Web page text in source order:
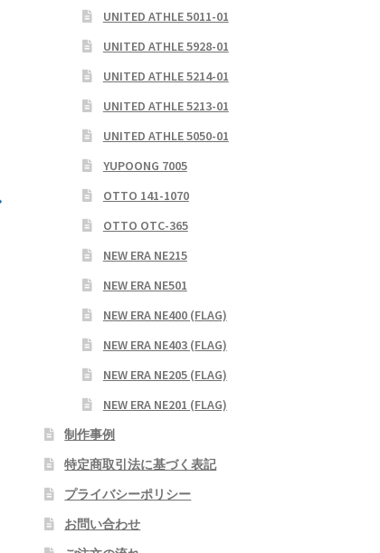
UNITED ATHLE 5011-01
UNITED ATHLE 5928-01
UNITED ATHLE 5214-01
UNITED ATHLE 5213-01
UNITED ATHLE 5050-01
YUPOONG 7005
OTTO 141-1070
OTTO OTC-365
NEW ERA NE215
NEW ERA NE501
NEW ERA NE400 (FLAG)
NEW ERA NE403 (FLAG)
NEW ERA NE205 (FLAG)
NEW ERA NE201 (FLAG)
制作事例
特定商取引法に基づく表記
プライバシーポリシー
お問い合わせ